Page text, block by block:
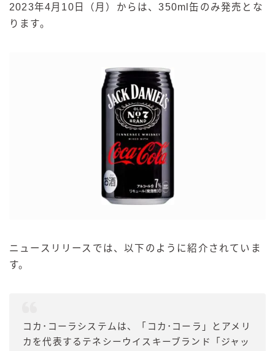
2023年4月10日（月）からは、350ml缶のみ発売とな
ります。
ニュースリリースでは、以下のように紹介されていま
す。
コカ･コーラシステムは、「コカ･コーラ」とアメリ
カを代表するテネシーウイスキーブランド「ジャッ